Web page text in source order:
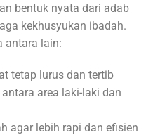
bentuk nyata dari adab
kekhusyukan ibadah.
antara lain:
tetap lurus dan tertib
area laki-laki dan
agar lebih rapi dan efisien